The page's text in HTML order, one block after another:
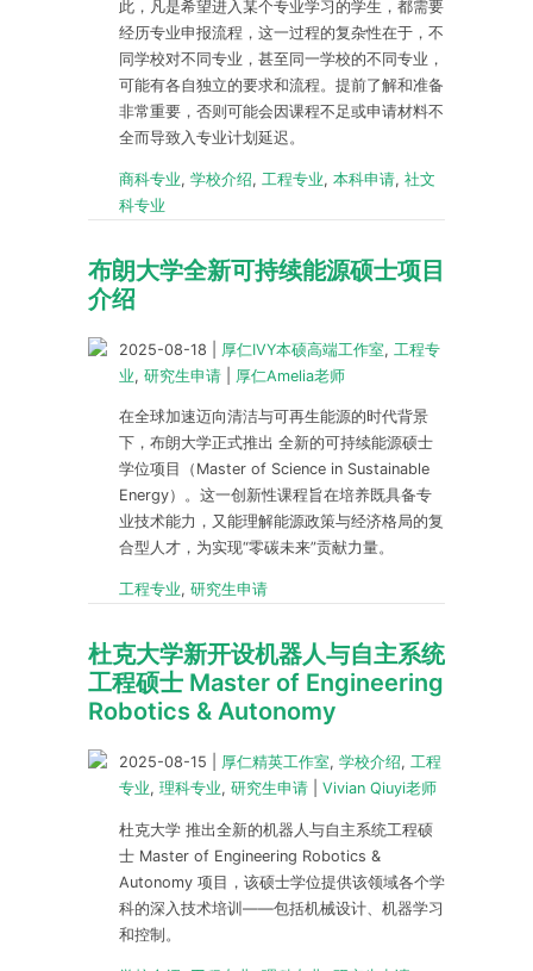
此，凡是希望进入某个专业学习的学生，都需要
经历专业申报流程，这一过程的复杂性在于，不
同学校对不同专业，甚至同一学校的不同专业，
可能有各自独立的要求和流程。提前了解和准备
非常重要，否则可能会因课程不足或申请材料不
全而导致入专业计划延迟。
商科专业, 学校介绍, 工程专业, 本科申请, 社文
科专业
布朗大学全新可持续能源硕士项目
介绍
2025-08-18 厚仁IVY本硕高端工作室, 工程专
业, 研究生申请 厚仁Amelia老师
在全球加速迈向清洁与可再生能源的时代背景
下，布朗大学正式推出 全新的可持续能源硕士
学位项目（Master of Science in Sustainable
Energy）。这一创新性课程旨在培养既具备专
业技术能力，又能理解能源政策与经济格局的复
合型人才，为实现“零碳未来”贡献力量。
工程专业, 研究生申请
杜克大学新开设机器人与自主系统
工程硕士 Master of Engineering
Robotics & Autonomy
2025-08-15 厚仁精英工作室, 学校介绍, 工程
专业, 理科专业, 研究生申请 Vivian Qiuyi老师
杜克大学 推出全新的机器人与自主系统工程硕
士 Master of Engineering Robotics &
Autonomy 项目，该硕士学位提供该领域各个学
科的深入技术培训——包括机械设计、机器学习
和控制。